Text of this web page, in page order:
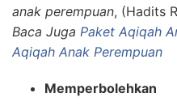
anak perempuan, (Hadits
Baca Juga Paket Aqiqah
Aqiqah Anak Perempuan
Memperbolehkan